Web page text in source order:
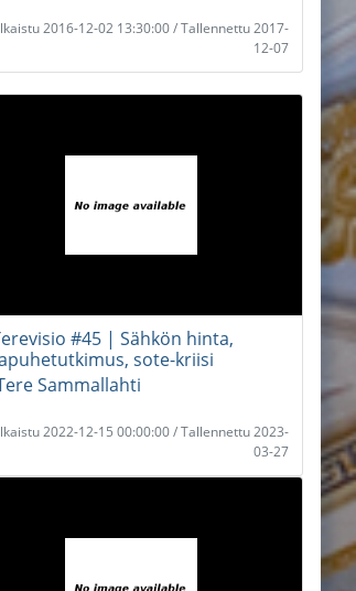
2016-12-02 13:30:00 / Tallennettu 2017-
12-07
#45 | Sähkön hinta,
sote-kriisi
Sammallahti
2022-12-15 00:00:00 / Tallennettu 2023-
03-27